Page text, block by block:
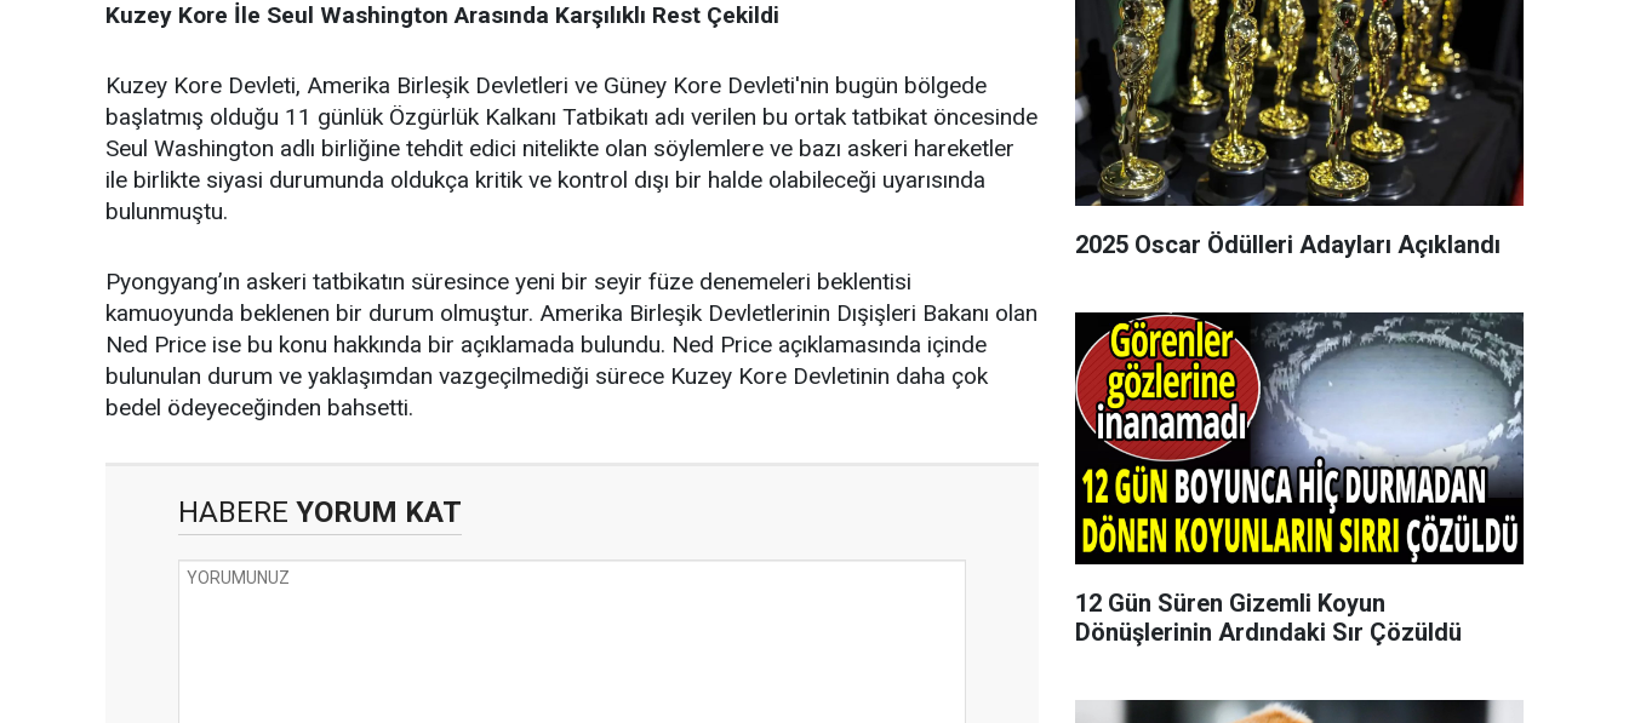
Kuzey Kore İle Seul Washington Arasında Karşılıklı Rest Çekildi
Kuzey Kore Devleti, Amerika Birleşik Devletleri ve Güney Kore Devleti'nin bugün bölgede
başlatmış olduğu 11 günlük Özgürlük Kalkanı Tatbikatı adı verilen bu ortak tatbikat öncesinde
Seul Washington adlı birliğine tehdit edici nitelikte olan söylemlere ve bazı askeri hareketler
ile birlikte siyasi durumunda oldukça kritik ve kontrol dışı bir halde olabileceği uyarısında
bulunmuştu.
Pyongyang’ın askeri tatbikatın süresince yeni bir seyir füze denemeleri beklentisi
kamuoyunda beklenen bir durum olmuştur. Amerika Birleşik Devletlerinin Dışişleri Bakanı olan
Ned Price ise bu konu hakkında bir açıklamada bulundu. Ned Price açıklamasında içinde
bulunulan durum ve yaklaşımdan vazgeçilmediği sürece Kuzey Kore Devletinin daha çok
bedel ödeyeceğinden bahsetti.
HABERE YORUM KAT
2025 Oscar Ödülleri Adayları Açıklandı
12 Gün Süren Gizemli Koyun
Dönüşlerinin Ardındaki Sır Çözüldü